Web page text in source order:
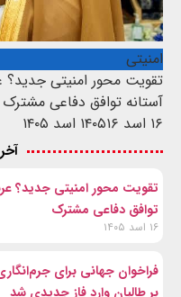
امنیتی
تقویت محور امنیتی جدید؟
آستانه توافق دفاعی مشترک
۱۶ اسد ۱۴۰۵
۱۶ اسد ۱۴۰۵
تقویت محور امنیتی جدید؟
توافق دفاعی مشترک
۱۶ اسد ۱۴۰۵
فراخوان جهانی برای
بر طالبان وارد فاز جدیدی شد